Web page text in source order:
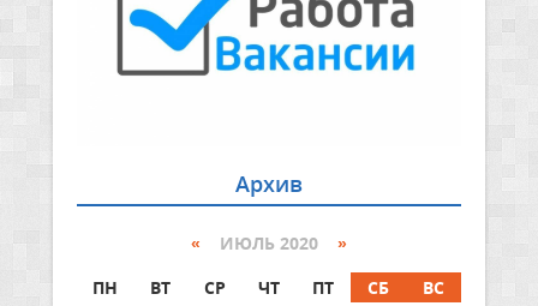
Архив
« ИЮЛЬ 2020 »
ПН
ВТ СР ЧТ ПТ СБ
ВС